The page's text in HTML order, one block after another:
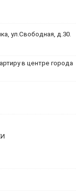
ул.Свободная, д.30.
в центре города